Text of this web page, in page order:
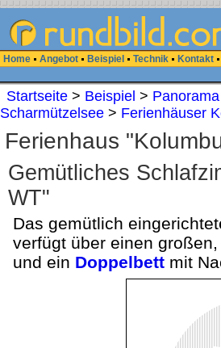
Home Angebot Beispiel Technik Kontakt
Startseite > Beispiel > Panorama
Scharmützelsee > Ferienhäuser
Ferienhaus
Gemütliches
WT"
Das gemütlich
verfügt über einen
und ein Doppelbett mit